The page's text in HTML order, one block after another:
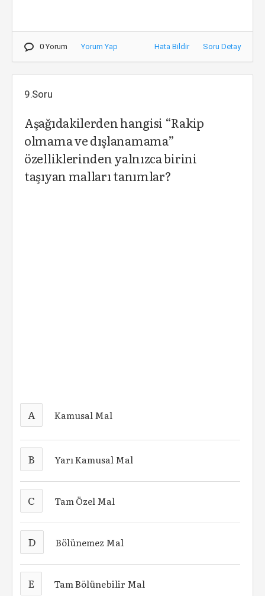
0 Yorum Yorum Yap Hata Bildir Soru Detay
9.Soru
Aşağıdakilerden hangisi “Rakip
olmama ve dışlanamama”
özelliklerinden yalnızca birini
taşıyan malları tanımlar?
A Kamusal Mal
B Yarı Kamusal Mal
C Tam Özel Mal
D Bölünemez Mal
E Tam Bölünebilir Mal